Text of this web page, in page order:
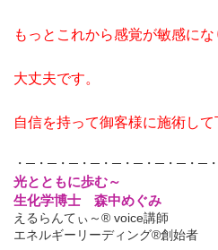
もっとこれから感覚が敏感にな
大丈夫です。
自信を持って御客様に施術して
・─・─・─・─・─・─・─・─・─・
光とともに歩む～
生化学博士 森中めぐみ
えるらんてぃ～® voice講師
エネルギーリーディング®創始者